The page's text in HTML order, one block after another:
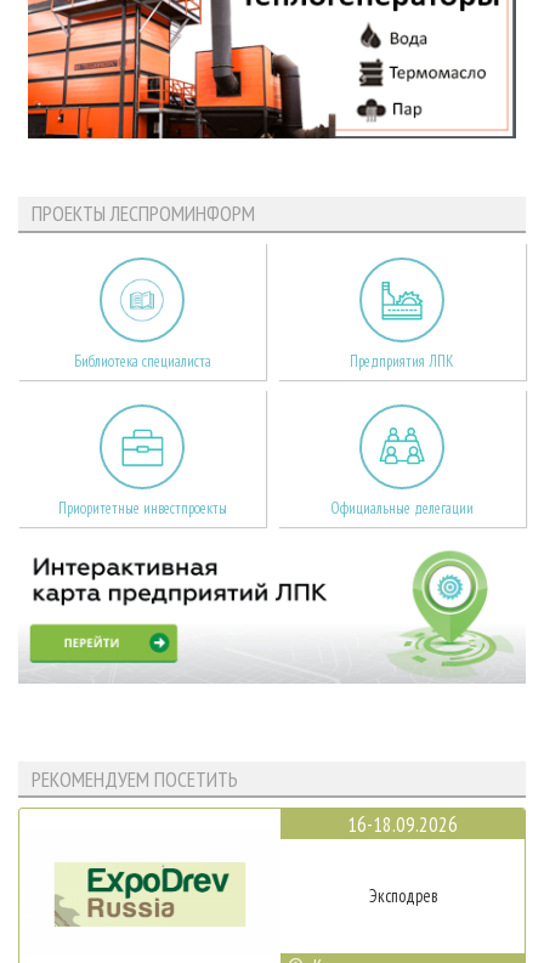
ПРОЕКТЫ ЛЕСПРОМИНФОРМ
Библиотека специалиста Предприятия ЛПК
Приоритетные инвестпроекты Официальные делегации
РЕКОМЕНДУЕМ ПОСЕТИТЬ
16-18.09.2026
Эксподрев